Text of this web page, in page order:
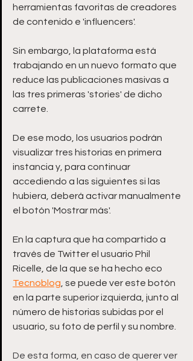
herramientas favoritas de creadores
de contenido e 'influencers'.
Sin embargo, la plataforma está
trabajando en un nuevo formato que
reduce las publicaciones masivas a
las tres primeras 'stories' de dicho
carrete.
De ese modo, los usuarios podrán
visualizar tres historias en primera
instancia y, para continuar
accediendo a las siguientes si las
hubiera, deberá activar manualmente
el botón 'Mostrar más'.
En la captura que ha compartido a
través de Twitter el usuario Phil
Ricelle, de la que se ha hecho eco
Tecnoblog , se puede ver este botón
en la parte superior izquierda, junto al
número de historias subidas por el
usuario, su foto de perfil y su nombre.
De esta forma, en caso de querer ver